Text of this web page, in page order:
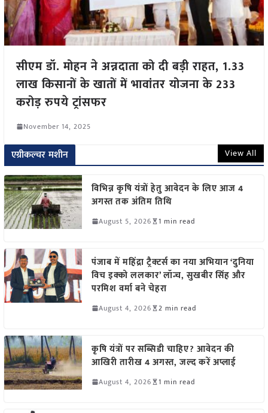
सीएम डॉ. मोहन ने अन्नदाता को दी बड़ी राहत, 1.33
लाख किसानों के खातों में भावांतर योजना के 233
करोड़ रुपये ट्रांसफर
November 14, 2025
एग्रीकल्चर मशीन View All
विभिन्न कृषि यंत्रों हेतु आवेदन के लिए आज 4
अगस्त तक अंतिम तिथि
August 5, 2026 1 min read
पंजाब में महिंद्रा ट्रैक्टर्स का नया अभियान ‘दुनिया
विच इक्को ललकार’ लॉन्च, सुखबीर सिंह और
परमिश वर्मा बने चेहरा
August 4, 2026 2 min read
कृषि यंत्रों पर सब्सिडी चाहिए? आवेदन की
आखिरी तारीख 4 अगस्त, जल्द करें अप्लाई
August 4, 2026 1 min read